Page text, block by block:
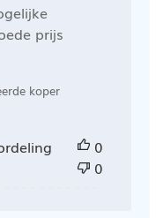
prijs
koper
0
0